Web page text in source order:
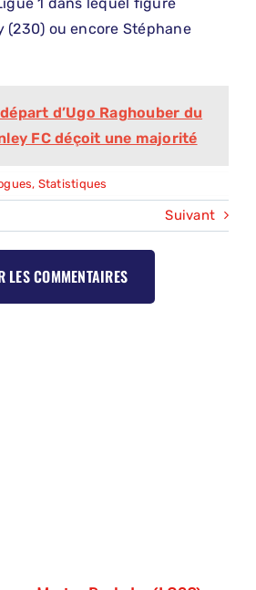
(230) ou encore Stéphane
d’Ugo Raghouber du
FC déçoit une majorité
, Statistiques
Suivant
LES COMMENTAIRES